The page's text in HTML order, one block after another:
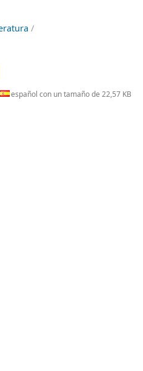
/
español con un tamaño de 22,57 KB